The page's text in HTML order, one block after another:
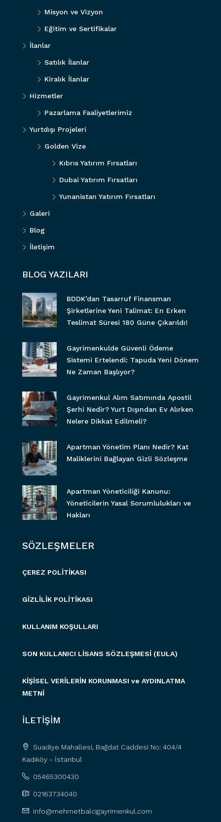
Misyon ve Vizyon
Eğitim ve Sertifikalar
İlanlar
Satılık İlanlar
Kiralık İlanlar
Hizmetler
Pazarlama Faaliyetlerimiz
Yurtdışı Projeleri
Golden Vize
Kıbrıs Yatırım Fırsatları
Dubai Yatırım Fırsatları
Yunanistan Yatırım Fırsatları
Galeri
Blog
İletişim
BLOG YAZILARI
BDDK’dan Tasarruf Finansman
Şirketlerine Yeni Talimat: En Erken
Teslimat Süresi 180 Güne Çıkarıldı!
Gayrimenkulde Güvenli Ödeme
Sistemi Ertelendi: Tapuda Yeni Dönem
Ne Zaman Başlıyor?
Gayrimenkul Alım Satımında Apostil
Şerhi Nedir? Yurt Dışından Ev Alırken
Nelere Dikkat Edilmeli?
Apartman Yönetim Planı Nedir? Kat
Maliklerini Bağlayan Gizli Sözleşme
Apartman Yöneticiliği Kanunu:
Yöneticilerin Yasal Sorumlulukları ve
Hakları
SÖZLEŞMELER
ÇEREZ POLİTİKASI
GİZLİLİK POLİTİKASI
KULLANIM KOŞULLARI
SON KULLANICI LİSANS SÖZLEŞMESİ (EULA)
KİŞİSEL VERİLERİN KORUNMASI ve AYDINLATMA
METNİ
İLETİŞİM
Suadiye Mahallesi, Bağdat Caddesi No: 404/4
Kadıköy - İstanbul
05465300430
02163734040
info@mehmetbalcigayrimenkul.com